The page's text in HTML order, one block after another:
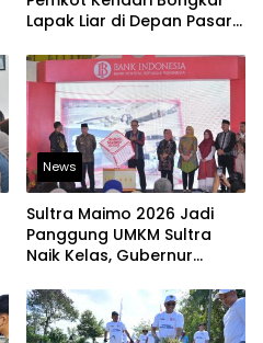
Lapak Liar di Depan Pasar
News
Sultra Maimo 2026 Jadi
Panggung UMKM Sultra
Naik Kelas, Gubernur
Tembus Pasar Ekspor